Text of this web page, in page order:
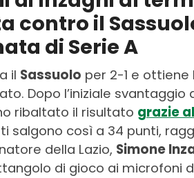
contro il
di Serie A
il Sassuolo per 2-1 e
Dopo l’iniziale svantaggio
ribaltato il risultato grazie
salgono così a 34 punti,
della Lazio, Simone
di gioco ai microfoni